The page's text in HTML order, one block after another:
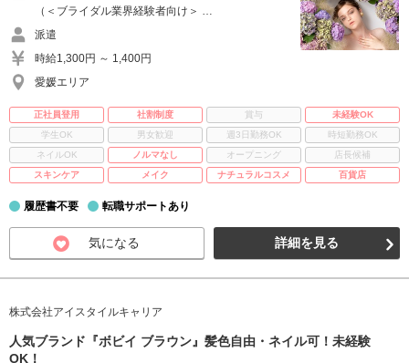
（＜ブライダル業界経験者向け＞ …
派遣
時給1,300円 ～ 1,400円
愛媛エリア
正社員登用 社割制度 賞与
未経験OK
学生OK
男女歓迎 週3日勤務OK
時短勤務OK
ネイルOK
ノルマなし オープニング
店長候補
スキンケア
メイク ナチュラルコスメ 百貨店
履歴書不要 転職サポートあり
気になる 詳細を見る
株式会社アイスタイルキャリア
人気ブランド『ボビイ ブラウン』髪色自由・ネイル可！未経験
OK！